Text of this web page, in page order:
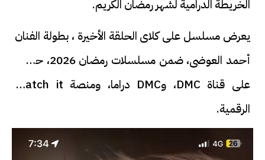
الخريطة الدرامية لشهر رمضان الكريم.
يعرض مسلسل على كلاى الحلقة الأخيرة ، بطولة الفنان
أحمد العوضى، ضمن مسلسلات رمضان 2026، حصرياً
على قناة DMC، وDMC دراما، ومنصة Watch it
الرقمية.